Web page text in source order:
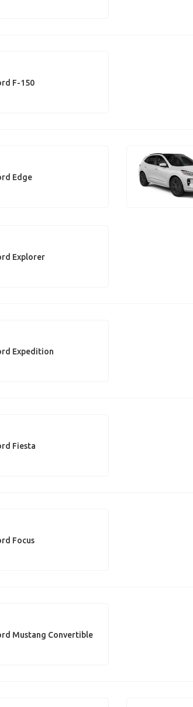
F-150
Edge
Explorer
Expedition
Fiesta
Focus
Mustang Convertible